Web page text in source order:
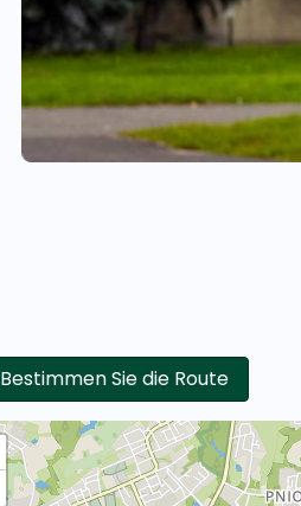
Bestimmen Sie die Route